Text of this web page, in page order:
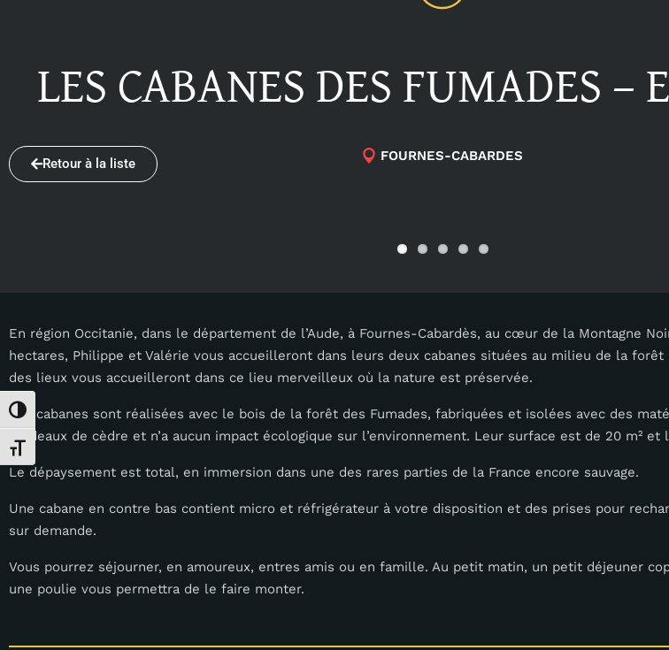
Passer en contraste élevé
Changer la taille de la police
LES CABANES DES FUMADES –
FOURNES-CABARDES
Retour à la liste
En région Occitanie, dans le département de l’Aude, à Fournes-Cabardès, au cœur de la Montagne
hectares, Philippe et Valérie vous accueilleront dans leurs deux cabanes situées au milieu de la
des lieux vous accueilleront dans ce lieu merveilleux où la nature est préservée.
Les cabanes sont réalisées avec le bois de la forêt des Fumades, fabriquées et isolées avec des
bardeaux de cèdre et n’a aucun impact écologique sur l’environnement. Leur surface est de 20 m² et
Le dépaysement est total, en immersion dans une des rares parties de la France encore sauvage.
Une cabane en contre bas contient micro et réfrigérateur à votre disposition et des prises pour
sur demande.
Vous pourrez séjourner, en amoureux, entres amis ou en famille. Au petit matin, un petit déjeuner
une poulie vous permettra de le faire monter.